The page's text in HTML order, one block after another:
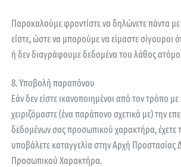
Παρακαλούμε φροντίστε να δηλώνετε πάντα
είστε, ώστε να μπορούμε να είμαστε σίγουροι
ή δεν διαγράφουμε δεδομένα του λάθος
8. Υποβολή παραπόνου
Εάν δεν είστε ικανοποιημένοι από τον τρόπο
χειριζόμαστε (ένα παράπονο σχετικά με) την
δεδομένων σας προσωπικού χαρακτήρα, έχετε
υποβάλετε καταγγελία στην Αρχή Προστασίας
Προσωπικού Χαρακτήρα.